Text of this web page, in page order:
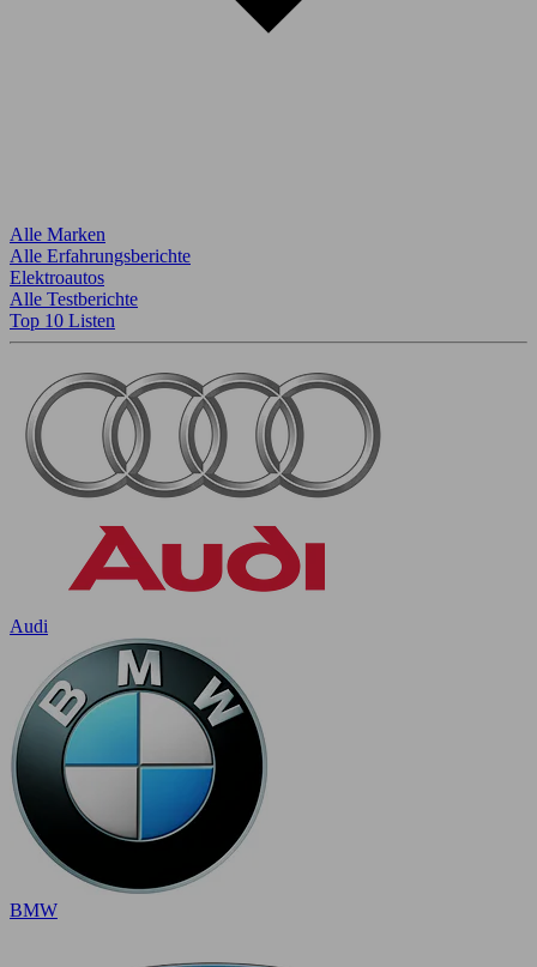
Alle Marken
Alle Erfahrungsberichte
Elektroautos
Alle Testberichte
Top 10 Listen
Audi
BMW